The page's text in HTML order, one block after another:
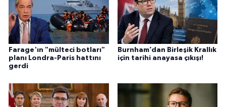
Farage'ın "mülteci botları"
planı Londra-Paris hattını
gerdi
Burnham’dan Birleşik Krallık
için tarihi anayasa çıkışı!